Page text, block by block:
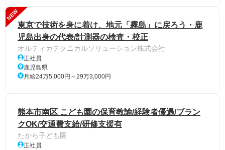
NEW
東京で技術を身に着け、地元「霧島」に戻ろう・鹿
児島出身の代表/計測器の検査・校正
オルティカテクニカルソリューション株式会社
正社員
鹿児島県
月給24万5,000円～29万3,000円
熊本市南区 こども園の保育教諭/経験者優遇/ブラン
クOK/交通費支給/研修支援有
たから子ども園
正社員